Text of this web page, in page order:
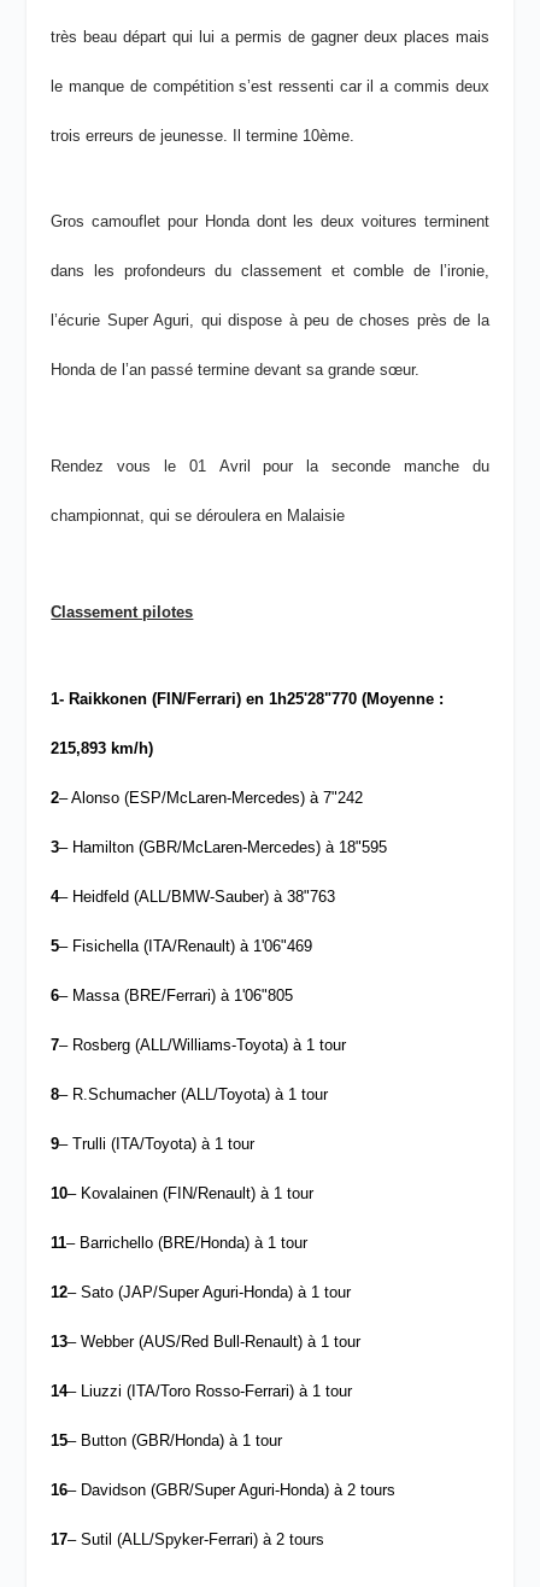
très beau départ qui lui a permis de gagner deux places mais
le manque de compétition s’est ressenti car il a commis deux
trois erreurs de jeunesse. Il termine 10ème
Gros camouflet pour Honda dont les deux voitures terminent
dans les profondeurs du classement et comble de l’ironie,
l’écurie Super Aguri, qui dispose à peu de choses près de la
Honda de l’an passé termine devant sa grande sœur.
Rendez vous le 01 Avril pour la seconde manche du
championnat, qui se déroulera en Malaisie
Classement pilotes
1- Raikkonen (FIN/Ferrari) en 1h25'28"770 (Moyenne :
215,893 km/h)
2– Alonso (ESP/McLaren-Mercedes) à 7"242
3– Hamilton (GBR/McLaren-Mercedes) à 18"595
4– Heidfeld (ALL/BMW-Sauber) à 38"763
5– Fisichella (ITA/Renault) à 1'06"469
6– Massa (BRE/Ferrari) à 1'06"805
7– Rosberg (ALL/Williams-Toyota) à 1 tour
8– R.Schumacher (ALL/Toyota) à 1 tour
9– Trulli (ITA/Toyota) à 1 tour
10– Kovalainen (FIN/Renault) à 1 tour
11– Barrichello (BRE/Honda) à 1 tour
12– Sato (JAP/Super Aguri-Honda) à 1 tour
13– Webber (AUS/Red Bull-Renault) à 1 tour
14– Liuzzi (ITA/Toro Rosso-Ferrari) à 1 tour
15– Button (GBR/Honda) à 1 tour
16– Davidson (GBR/Super Aguri-Honda) à 2 tours
17– Sutil (ALL/Spyker-Ferrari) à 2 tours